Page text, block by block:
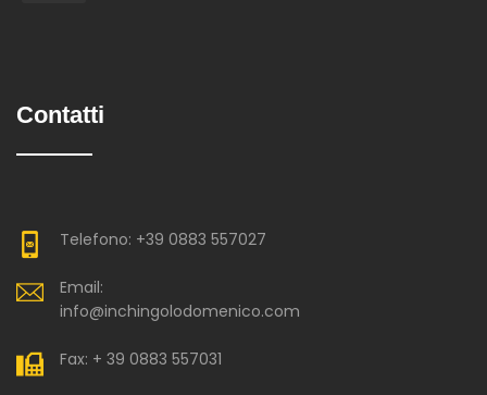
Contatti
Telefono: +39 0883 557027
Email:
info@inchingolodomenico.com
Fax: + 39 0883 557031